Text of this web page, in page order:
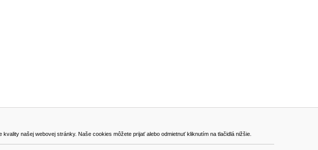
našej webovej stránky. Naše cookies môžete prijať alebo odmietnuť kliknutím na tlačidlá nižšie.